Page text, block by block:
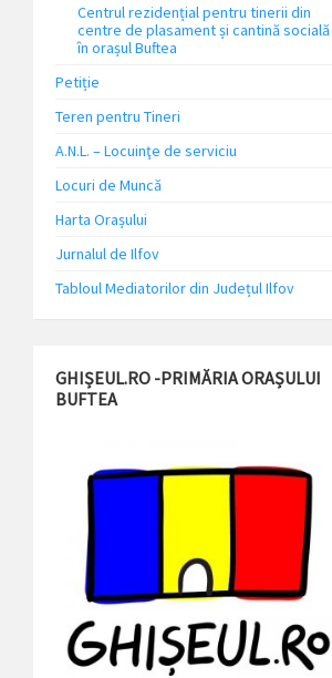
Centrul rezidențial pentru tinerii din
centre de plasament și cantină socială
în orașul Buftea
Petiție
Teren pentru Tineri
A.N.L. – Locuinţe de serviciu
Locuri de Muncă
Harta Orașului
Jurnalul de Ilfov
Tabloul Mediatorilor din Județul Ilfov
GHIȘEUL.RO -PRIMĂRIA ORAȘULUI
BUFTEA